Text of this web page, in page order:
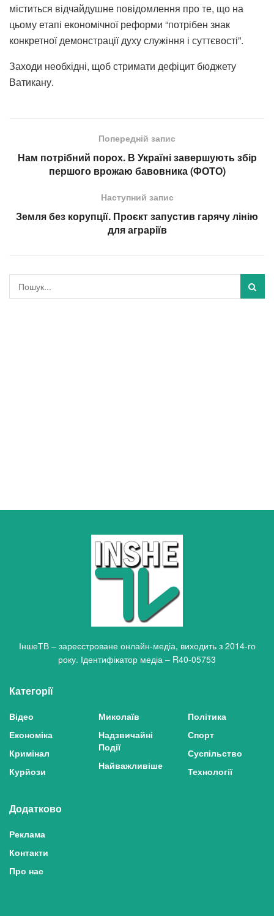
міститься відчайдушне повідомлення про те, що на
цьому етапі економічної реформи “потрібен знак
конкретної демонстрації духу служіння і суттєвості”.
Заходи необхідні, щоб стримати дефіцит бюджету
Ватикану.
Попередній запис
Нам потрібний порох. В Україні завершують збір
першого врожаю бавовника (ФОТО)
Наступний запис
Земля без корупції. Проєкт запустив гарячу лінію
для аграріїв
ІншеТВ – зареєстроване онлайн-медіа, виходить з 2014-го
року. Ідентифікатор медіа – R40-05753
Категорії
Відео
Економіка
Кримінал
Курйози
Миколаїв
Надзвичайні
Події
Найважливіше
Політика
Спорт
Суспільство
Технології
Додатково
Реклама
Контакти
Про нас